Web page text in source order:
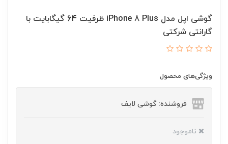
گوشی اپل مدل iPhone 8 Plus ظرفیت 64 گیگابایت با
گارانتی شرکتی
ویژگی‌های محصول
فروشنده: گوشی لایف
ناموجود